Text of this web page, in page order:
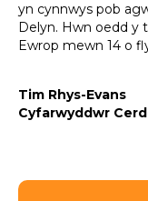
yn cynnwys pob
Delyn. Hwn oedd y
Ewrop mewn 14 o
Tim Rhys-Evans
Cyfarwyddwr